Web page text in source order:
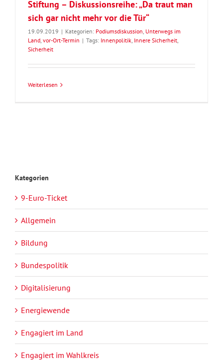
Stiftung – Diskussionsreihe: „Da traut man
sich gar nicht mehr vor die Tür“
19.09.2019 | Kategorien: Podiumsdiskussion, Unterwegs im
Land, vor-Ort-Termin | Tags: Innenpolitik, Innere Sicherheit,
Sicherheit
Weiterlesen
Kategorien
9-Euro-Ticket
Allgemein
Bildung
Bundespolitik
Digitalisierung
Energiewende
Engagiert im Land
Engagiert im Wahlkreis